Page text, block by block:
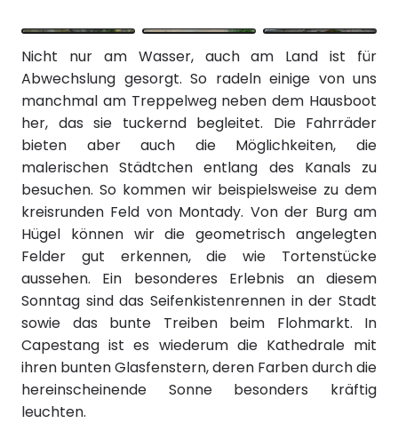
Nicht nur am Wasser, auch am Land ist für
Abwechslung gesorgt. So radeln einige von uns
manchmal am Treppelweg neben dem Hausboot
her, das sie tuckernd begleitet. Die Fahrräder
bieten aber auch die Möglichkeiten, die
malerischen Städtchen entlang des Kanals zu
besuchen. So kommen wir beispielsweise zu dem
kreisrunden Feld von Montady. Von der Burg am
Hügel können wir die geometrisch angelegten
Felder gut erkennen, die wie Tortenstücke
aussehen. Ein besonderes Erlebnis an diesem
Sonntag sind das Seifenkistenrennen in der Stadt
sowie das bunte Treiben beim Flohmarkt. In
Capestang ist es wiederum die Kathedrale mit
ihren bunten Glasfenstern, deren Farben durch die
hereinscheinende Sonne besonders kräftig
leuchten.